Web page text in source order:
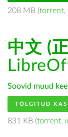
208 MB (torrent,
中文 (
Soovid muud
TÕLGITUD
831 KB (torrent,